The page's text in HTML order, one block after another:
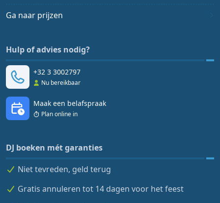
Ga naar prijzen
Hulp of advies nodig?
+32 3 3002797
Nu bereikbaar
Maak een belafspraak
Plan online in
DJ boeken mét garanties
Niet tevreden, geld terug
Gratis annuleren tot 14 dagen voor het feest